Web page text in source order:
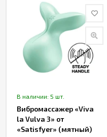
В наличии: 5 шт.
Вибромассажер «Viva
la Vulva 3» от
«Satisfyer» (мятный)